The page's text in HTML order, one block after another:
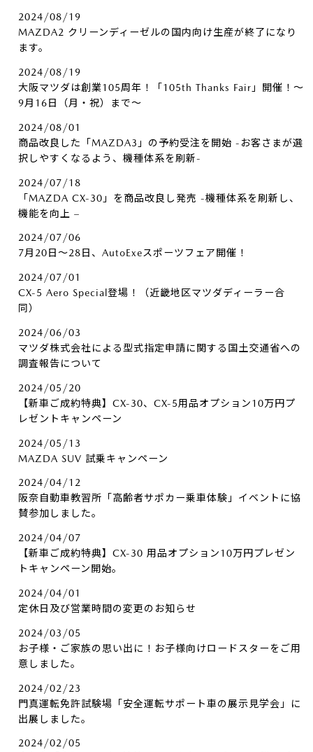
2024/08/19
MAZDA2 クリーンディーゼルの国内向け生産が終了になり
ます。
2024/08/19
大阪マツダは創業105周年！「105th Thanks Fair」開催！～
9月16日（月・祝）まで～
2024/08/01
商品改良した「MAZDA3」の予約受注を開始 -お客さまが選
択しやすくなるよう、機種体系を刷新-
2024/07/18
「MAZDA CX-30」を商品改良し発売 -機種体系を刷新し、
機能を向上 –
2024/07/06
7月20日～28日、AutoExeスポーツフェア開催！
2024/07/01
CX-5 Aero Special登場！（近畿地区マツダディーラー合
同）
2024/06/03
マツダ株式会社による型式指定申請に関する国土交通省への
調査報告について
2024/05/20
【新車ご成約特典】CX-30、CX-5用品オプション10万円プ
レゼントキャンペーン
2024/05/13
MAZDA SUV 試乗キャンペーン
2024/04/12
阪奈自動車教習所「高齢者サポカー乗車体験」イベントに協
賛参加しました。
2024/04/07
【新車ご成約特典】CX-30 用品オプション10万円プレゼン
トキャンペーン開始。
2024/04/01
定休日及び営業時間の変更のお知らせ
2024/03/05
お子様・ご家族の思い出に！お子様向けロードスターをご用
意しました。
2024/02/23
門真運転免許試験場「安全運転サポート車の展示見学会」に
出展しました。
2024/02/05